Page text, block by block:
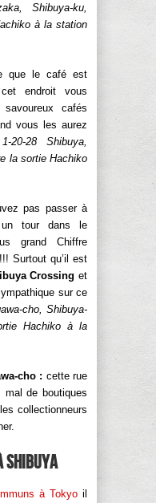
Shibuya-ku,
à la station
que le café est
endroit vous
cafés
vous les aurez
20-28 Shibuya,
la sortie Hachiko
pas passer à
tour dans le
grand Chiffre
Surtout qu’il est
Crossing et
sur ce
cho, Shibuya-
Hachiko à la
cho : cette rue
mal de boutiques
collectionneurs
Shibuya
à Tokyoil